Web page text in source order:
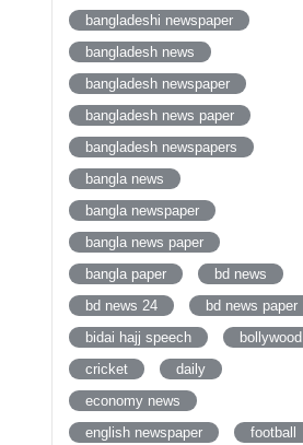
bangladeshi newspaper
bangladesh news
bangladesh newspaper
bangladesh news paper
bangladesh newspapers
bangla news
bangla newspaper
bangla news paper
bangla paper
bd news
bd news 24
bd news paper
bidai hajj speech
bollywood
cricket
daily
economy news
english newspaper
football